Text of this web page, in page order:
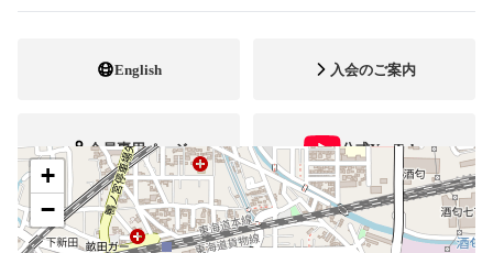
English 入会のご案内
会員専用ページ 公式YouTube
ブレスマ
FAX番号 0465-49-1195
ホームページ
http://www.tsubaki-ortho.com
+
−